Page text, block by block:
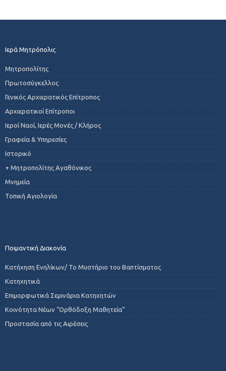
Ιερά Μητρόπολις
Μητροπολίτης
Πρωτοσύγκελλος
Γενικός Αρχιερατικός Επίτροπος
Αρχιερατικοί Επίτροποι
Ιεροί Ναοί, Ιερές Μονές / Κλήρος
Γραφεία & Υπηρεσίες
Ιστορικό
+ Μητροπολίτης Αγαθόνικος
Μνημεία
Τοπική Αγιολογία
Ποιμαντική Διακονία
Κατήχηση Ενηλίκων/ Το Μυστήριο του Βαπτίσματος
Κατηχητικά
Επιμορφωτικά Σεμινάρια Κατηχητών
Κοινότητα Νέων “Ορθόδοξη Μαθητεία”
Προστασία από τις Αιρέσεις